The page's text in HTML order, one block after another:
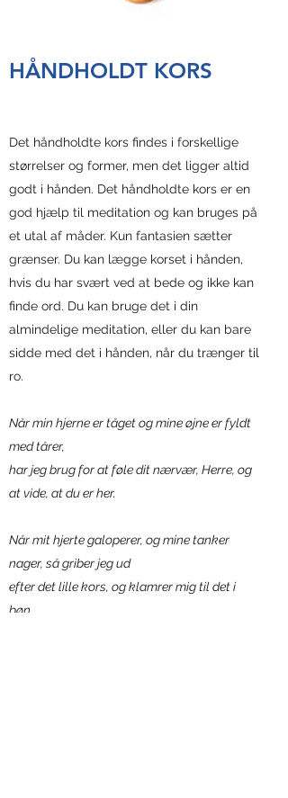
HÅNDHOLDT KORS
Det håndholdte kors findes i forskellige
størrelser og former, men det ligger altid
godt i hånden. Det håndholdte kors er en
god hjælp til meditation og kan bruges på
et utal af måder. Kun fantasien sætter
grænser. Du kan lægge korset i hånden,
hvis du har svært ved at bede og ikke kan
finde ord. Du kan bruge det i din
almindelige meditation, eller du kan bare
sidde med det i hånden, når du trænger til
ro.
Når min hjerne er tåget og mine øjne er fyldt
med tårer,
har jeg brug for at føle dit nærvær, Herre, og
at vide, at du er her.
Når mit hjerte galoperer, og mine tanker
nager, så griber jeg ud
efter det lille kors, og klamrer mig til det i
bøn.